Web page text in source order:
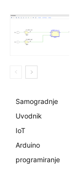
Samogradnje
Uvodnik
IoT
Arduino
programiranje